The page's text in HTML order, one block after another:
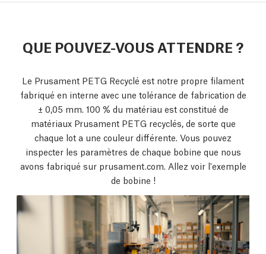
QUE POUVEZ-VOUS ATTENDRE ?
Le Prusament PETG Recyclé est notre propre filament
fabriqué en interne avec une tolérance de fabrication de
± 0,05 mm. 100 % du matériau est constitué de
matériaux Prusament PETG recyclés, de sorte que
chaque lot a une couleur différente. Vous pouvez
inspecter les paramètres de chaque bobine que nous
avons fabriqué sur prusament.com. Allez voir l'exemple
de bobine !